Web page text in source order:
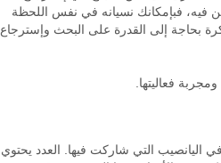
فيه، فبإمكانك نسيانه في نفس اللحظة
بحاجة إلى القدرة على البحث وإسترجاع
اليانصيب التي شاركت فيها. العدد يحتوي